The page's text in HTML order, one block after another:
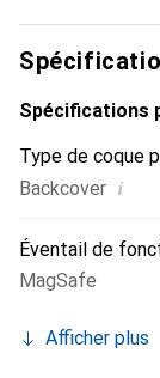
marque Noreve
exigeante.
Spécifications
Type de coque
Backcover i
Éventail de
MagSafe
Afficher plus